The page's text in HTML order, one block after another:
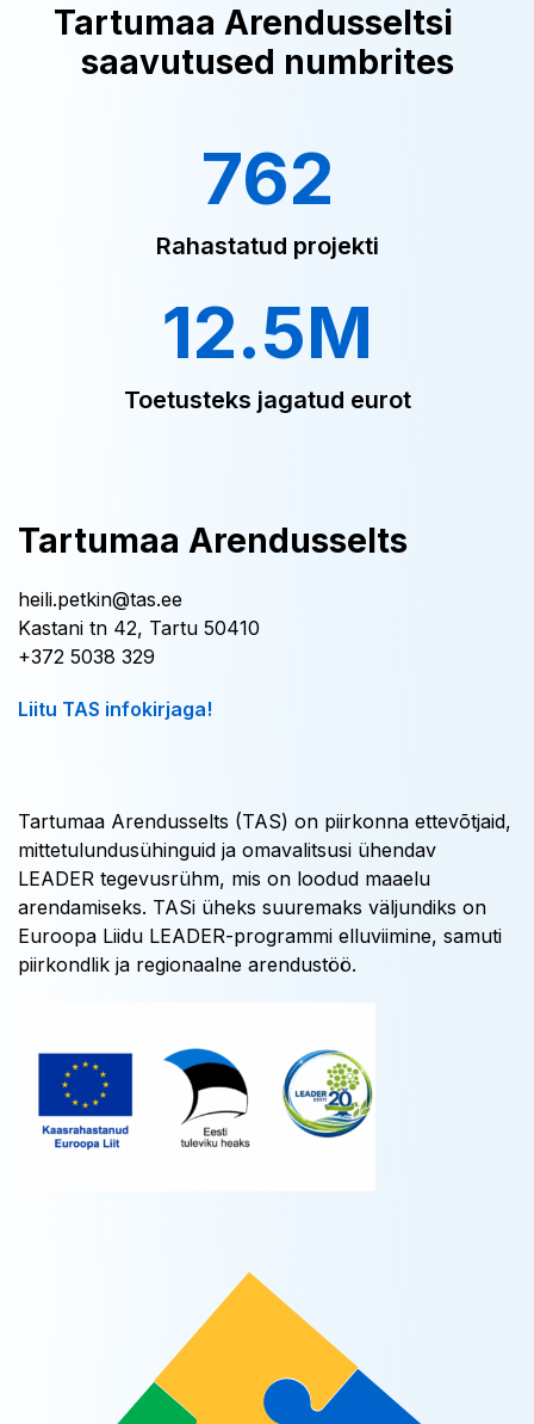
Tartumaa Arendusseltsi
saavutused numbrites
762
Rahastatud projekti
12.5M
Toetusteks jagatud eurot
Tartumaa Arendusselts
heili.petkin@tas.ee
Kastani tn 42, Tartu 50410
+372 5038 329
Liitu TAS infokirjaga!
Tartumaa Arendusselts (TAS) on piirkonna ettevõtjaid,
mittetulundusühinguid ja omavalitsusi ühendav
LEADER tegevusrühm, mis on loodud maaelu
arendamiseks. TASi üheks suuremaks väljundiks on
Euroopa Liidu LEADER-programmi elluviimine, samuti
piirkondlik ja regionaalne arendustöö.